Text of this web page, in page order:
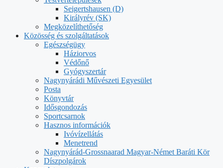
Seigertshausen (D)
Királyrév (SK)
Megközelíthetőség
Közösség és szolgáltatások
Egészségügy
Háziorvos
Védőnő
Gyógyszertár
Nagynyárádi Művészeti Egyesület
Posta
Könyvtár
Idősgondozás
Sportcsarnok
Hasznos információk
Ivóvízellátás
Menetrend
Nagynyárád-Grossnaarad Magyar-Német Baráti Kör
Díszpolgárok